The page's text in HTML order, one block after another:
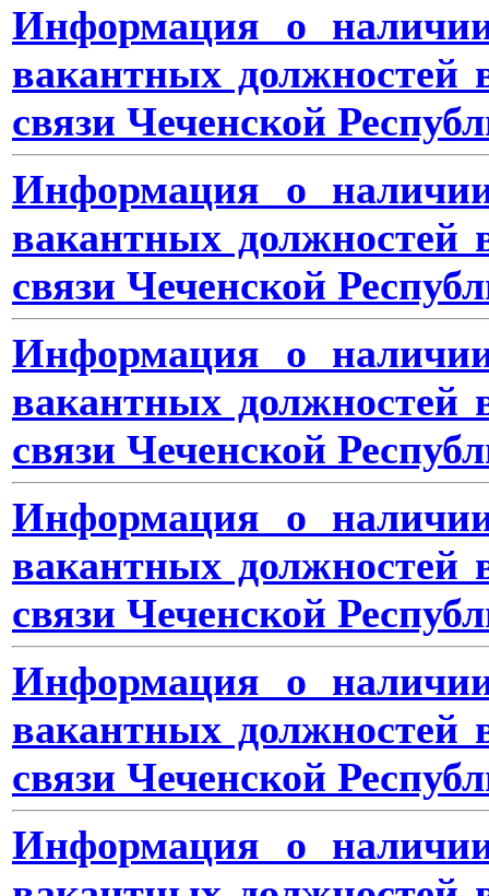
Информация о
вакантных должностей
связи Чеченской
Информация о
вакантных должностей
связи Чеченской
Информация о
вакантных должностей
связи Чеченской
Информация о
вакантных должностей
связи Чеченской
Информация о
вакантных должностей
связи Чеченской
Информация о